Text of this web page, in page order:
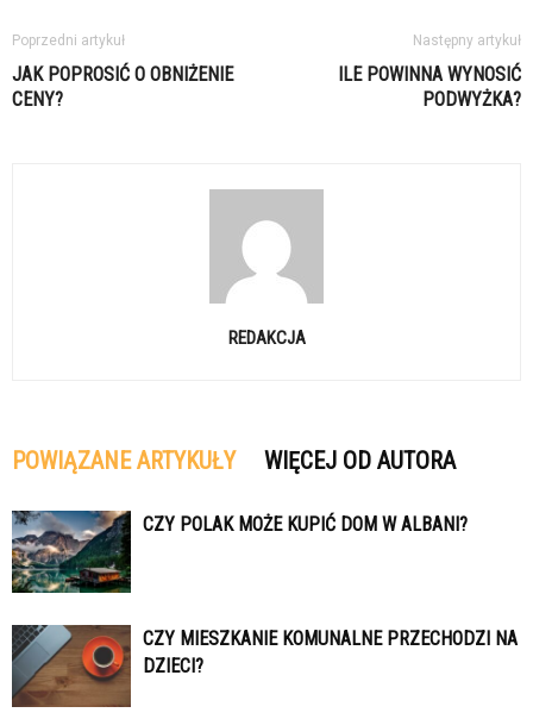
Poprzedni artykuł
JAK POPROSIĆ O OBNIŻENIE
CENY?
Następny artykuł
ILE POWINNA WYNOSIĆ
PODWYŻKA?
REDAKCJA
POWIĄZANE ARTYKUŁY WIĘCEJ OD AUTORA
CZY POLAK MOŻE KUPIĆ DOM W ALBANI?
CZY MIESZKANIE KOMUNALNE PRZECHODZI NA
DZIECI?